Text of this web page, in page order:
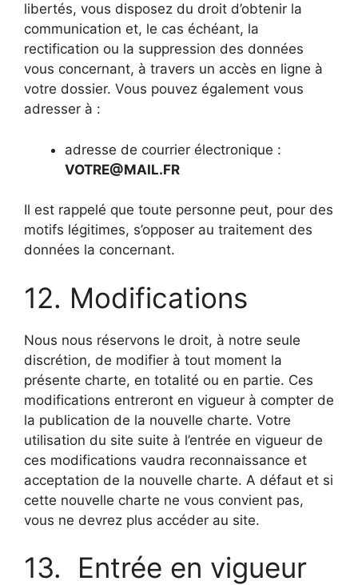
libertés, vous disposez du droit d’obtenir la
communication et, le cas échéant, la
rectification ou la suppression des données
vous concernant, à travers un accès en ligne à
votre dossier. Vous pouvez également vous
adresser à :
adresse de courrier électronique :
VOTRE@MAIL.FR
Il est rappelé que toute personne peut, pour des
motifs légitimes, s’opposer au traitement des
données la concernant.
12. Modifications
Nous nous réservons le droit, à notre seule
discrétion, de modifier à tout moment la
présente charte, en totalité ou en partie. Ces
modifications entreront en vigueur à compter de
la publication de la nouvelle charte. Votre
utilisation du site suite à l’entrée en vigueur de
ces modifications vaudra reconnaissance et
acceptation de la nouvelle charte. A défaut et si
cette nouvelle charte ne vous convient pas,
vous ne devrez plus accéder au site.
13. Entrée en vigueur